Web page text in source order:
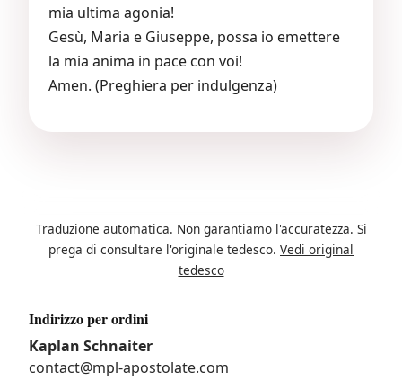
mia ultima agonia!
Gesù, Maria e Giuseppe, possa io emettere
la mia anima in pace con voi!
Amen. (Preghiera per indulgenza)
Traduzione automatica. Non garantiamo l'accuratezza. Si
prega di consultare l'originale tedesco. Vedi original
tedesco
Indirizzo per ordini
Kaplan Schnaiter
contact@mpl-apostolate.com